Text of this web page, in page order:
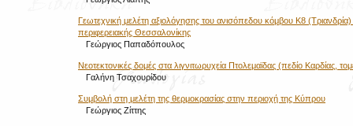
Γεωτεχνική μελέτη αξιολόγησης του ανισόπεδου κόμβου Κ8 (Τριανδρία)
περιφερειακής Θεσσαλονίκης
Γεώργιος Παπαδόπουλος
Νεοτεκτονικές δομές στα λιγνιτωρυχεία Πτολεμαϊδας (πεδίο Καρδίας,
Γαλήνη Τσαχουρίδου
Συμβολή στη μελέτη της θερμοκρασίας στην περιοχή της Κύπρου
Γεώργιος Ζίττης